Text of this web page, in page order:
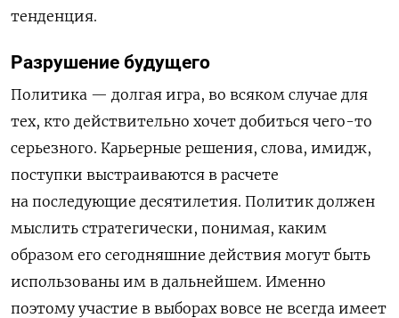
тенденция.
Разрушение будущего
Политика — долгая игра, во всяком случае для
тех, кто действительно хочет добиться чего-то
серьезного. Карьерные решения, слова, имидж,
поступки выстраиваются в расчете
на последующие десятилетия. Политик должен
мыслить стратегически, понимая, каким
образом его сегодняшние действия могут быть
использованы им в дальнейшем. Именно
поэтому участие в выборах вовсе не всегда имеет